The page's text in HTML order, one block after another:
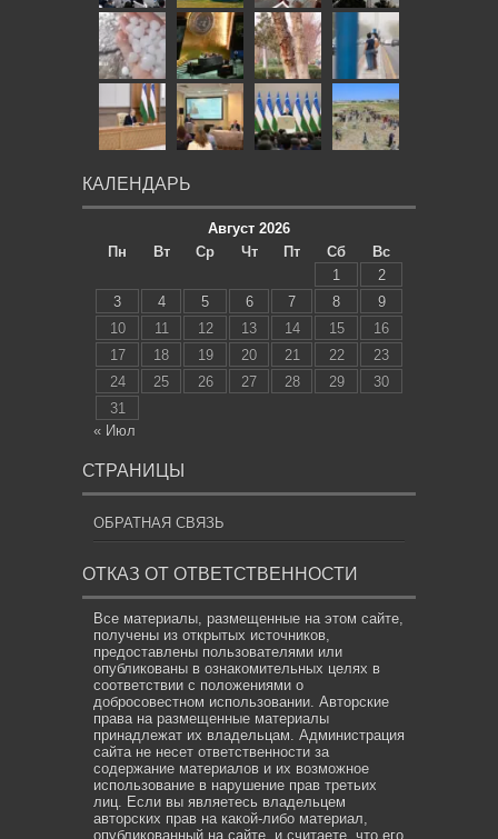
КАЛЕНДАРЬ
Август 2026
Пн
Вт Ср Чт Пт Сб
Вс
1
2
3
4 5 6 7 8
9
10
11 12 13 14 15
16
17
18 19 20 21 22
23
24
25 26 27 28 29
30
31
« Июл
СТРАНИЦЫ
ОБРАТНАЯ СВЯЗЬ
ОТКАЗ ОТ ОТВЕТСТВЕННОСТИ
Все материалы, размещенные на этом сайте,
получены из открытых источников,
предоставлены пользователями или
опубликованы в ознакомительных целях в
соответствии с положениями о
добросовестном использовании. Авторские
права на размещенные материалы
принадлежат их владельцам. Администрация
сайта не несет ответственности за
содержание материалов и их возможное
использование в нарушение прав третьих
лиц. Если вы являетесь владельцем
авторских прав на какой-либо материал,
опубликованный на сайте, и считаете, что его